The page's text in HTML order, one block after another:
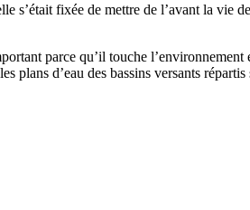
s’était fixée de mettre de l’avant la vie
parce qu’il touche l’environnement
plans d’eau des bassins versants